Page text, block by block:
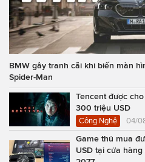
BMW gây tranh cãi khi biến màn
Spider-Man
Tencent được
300 triệu USD
Công Nghệ 04/
Game thủ mua
USD tại cửa